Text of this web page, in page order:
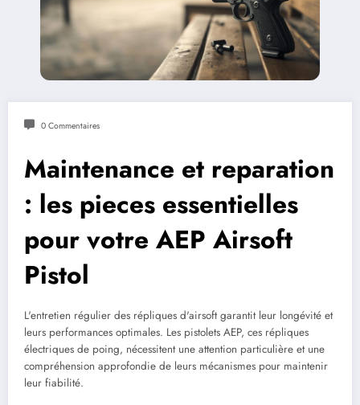
0 Commentaires
Maintenance et reparation
: les pieces essentielles
pour votre AEP Airsoft
Pistol
L'entretien régulier des répliques d'airsoft garantit leur longévité et
leurs performances optimales. Les pistolets AEP, ces répliques
électriques de poing, nécessitent une attention particulière et une
compréhension approfondie de leurs mécanismes pour maintenir
leur fiabilité.